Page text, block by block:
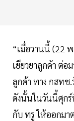
“เมื่อวานนี้ (22
เยียวยาลูกค้า ต่อ
ลูกค้า ทาง กสทช
ดังนั้นในวันนี้ศุก
กับ ทรู ให้ออกมา